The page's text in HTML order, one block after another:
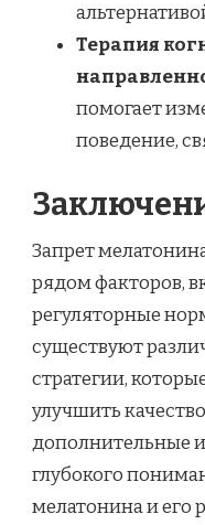
Терапия
помогает
поведение,
Запрет
рядом факторов,
регуляторные
существуют
стратегии,
улучшить
дополнительные
глубокого
мелатонина и его